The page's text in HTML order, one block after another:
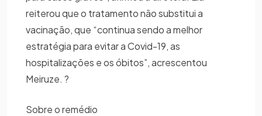
reiterou que o tratamento não substitui a
vacinação, que “continua sendo a melhor
estratégia para evitar a Covid-19, as
hospitalizações e os óbitos”, acrescentou
Meiruze. ?
Sobre o remédio